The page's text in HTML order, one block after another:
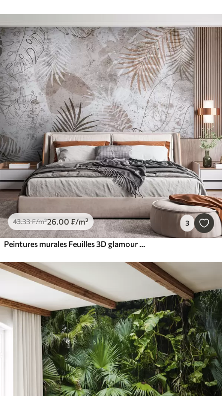
43.33₣/m²26.00 ₣/m² 3
Peintures murales Feuilles 3D glamour de style grunge